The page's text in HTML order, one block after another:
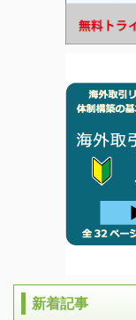
新着記事